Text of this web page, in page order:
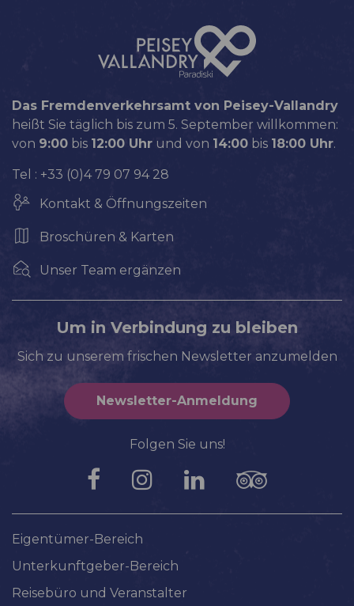
Das Fremdenverkehrsamt von Peisey-Vallandry
heißt Sie täglich bis zum 5. September willkommen:
von 9:00 bis 12:00 Uhr und von 14:00 bis 18:00 Uhr.
Tel : +33 (0)4 79 07 94 28
Kontakt & Öffnungszeiten
Broschüren & Karten
Unser Team ergänzen
Um in Verbindung zu bleiben
Sich zu unserem frischen Newsletter anzumelden
Newsletter-Anmeldung
Folgen Sie uns!
Eigentümer-Bereich
Unterkunftgeber-Bereich
Reisebüro und Veranstalter